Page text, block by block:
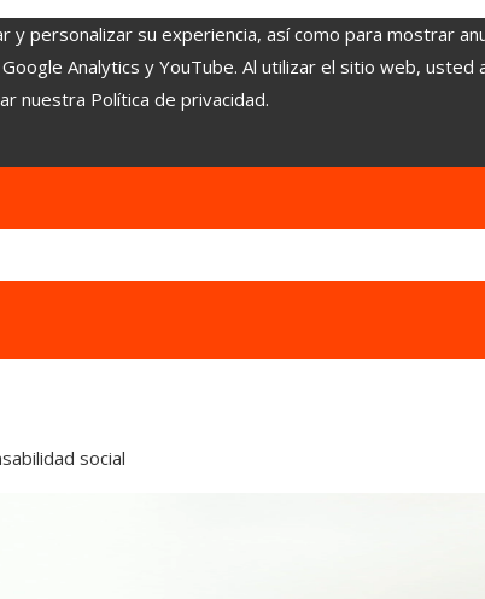
personalizar su experiencia, así como para mostrar
Analytics y YouTube. Al utilizar el sitio web,
nuestra Política de privacidad.
social